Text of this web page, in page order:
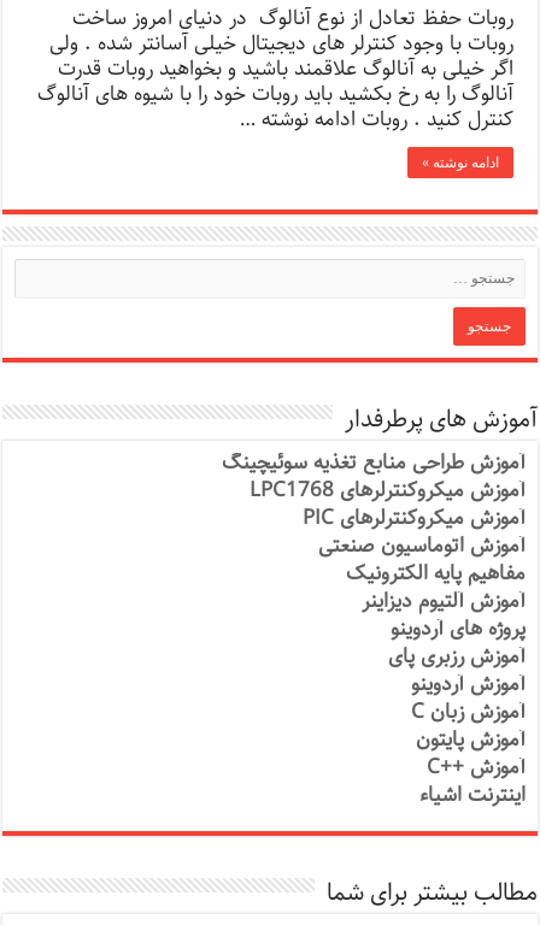
روبات حفظ تعادل از نوع آنالوگ در دنیای امروز ساخت
روبات با وجود کنترلر های دیجیتال خیلی آسانتر شده . ولی
اگر خیلی به آنالوگ علاقمند باشید و بخواهید روبات قدرت
آنالوگ را به رخ بکشید باید روبات خود را با شیوه های آنالوگ
کنترل کنید . روبات ادامه نوشته …
ادامه نوشته »
آموزش های پرطرفدار
آموزش طراحی منابع تغذیه سوئیچینگ
آموزش میکروکنترلرهای LPC1768
آموزش میکروکنترلرهای PIC
آموزش اتوماسیون صنعتی
مفاهیم پایه الکترونیک
آموزش آلتیوم دیزاینر
پروژه های آردوینو
آموزش رزبری پای
آموزش آردوینو
آموزش زبان C
آموزش پایتون
آموزش ++C
اینترنت اشیاء
مطالب بیشتر برای شما